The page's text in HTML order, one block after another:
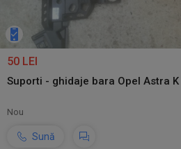
50 LEI
Suporti - ghidaje bara Opel Astra K
Nou
Sună